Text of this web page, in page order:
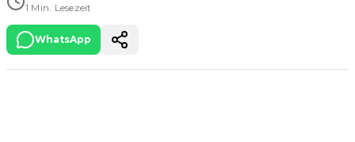
1 Min. Lesezeit
WhatsApp